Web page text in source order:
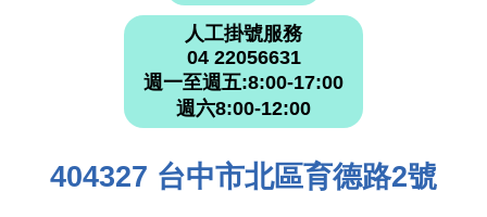
人工掛號服務
04 22056631
週一至週五:8:00-17:00
週六8:00-12:00
404327 台中市北區育德路2號